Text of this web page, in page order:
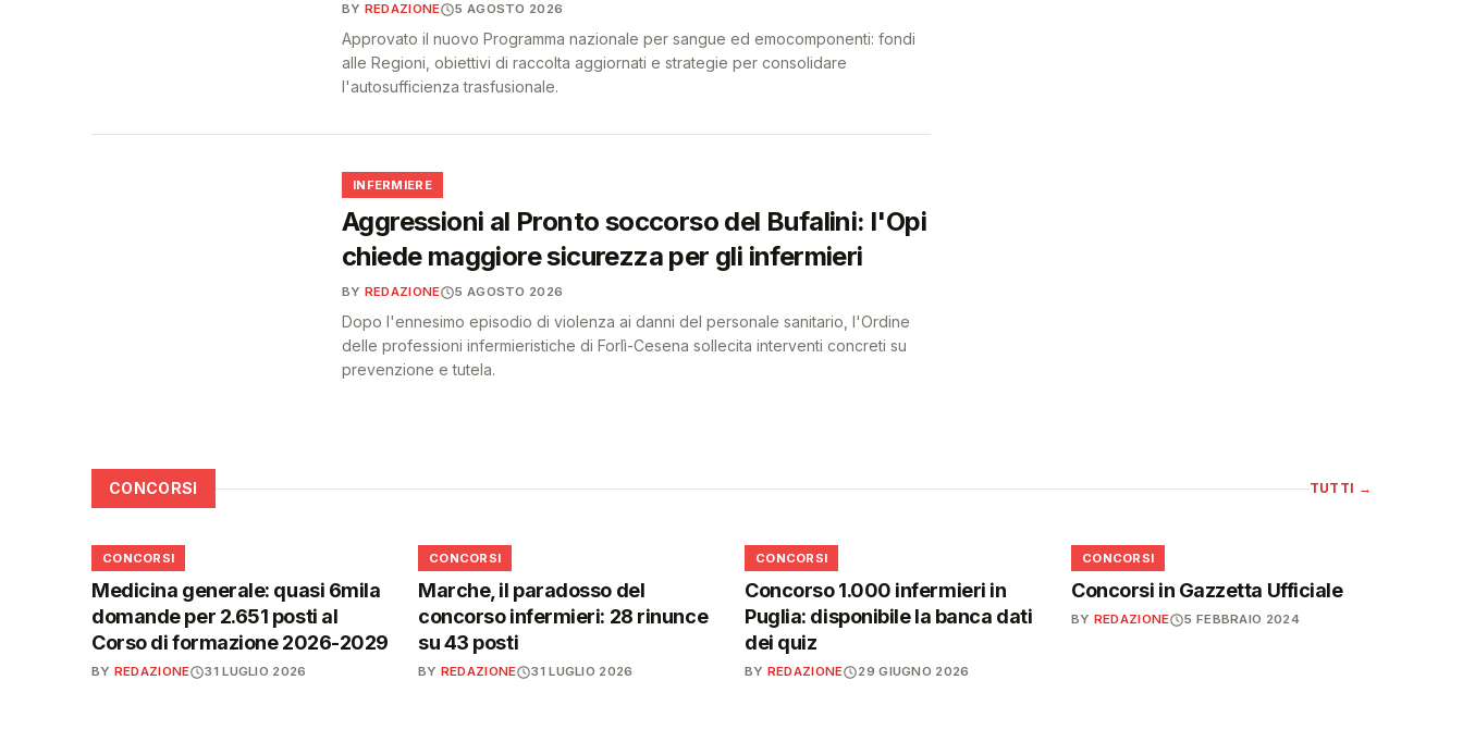
BY REDAZIONE 5 AGOSTO 2026
Approvato il nuovo Programma nazionale per sangue ed emocomponenti: fondi
alle Regioni, obiettivi di raccolta aggiornati e strategie per consolidare
l'autosufficienza trasfusionale.
INFERMIERE
Aggressioni al Pronto soccorso del Bufalini: l'Opi
chiede maggiore sicurezza per gli infermieri
BY REDAZIONE 5 AGOSTO 2026
Dopo l'ennesimo episodio di violenza ai danni del personale sanitario, l'Ordine
delle professioni infermieristiche di Forlì-Cesena sollecita interventi concreti su
prevenzione e tutela.
CONCORSI TUTTI →
📋
CONCORSI
Medicina generale: quasi 6mila
domande per 2.651 posti al
Corso di formazione 2026-2029
BY REDAZIONE 31 LUGLIO 2026
📋
CONCORSI
Marche, il paradosso del
concorso infermieri: 28 rinunce
su 43 posti
BY REDAZIONE 31 LUGLIO 2026
📋
CONCORSI
Concorso 1.000 infermieri in
Puglia: disponibile la banca dati
dei quiz
BY REDAZIONE 29 GIUGNO 2026
📋
CONCORSI
Concorsi in Gazzetta Ufficiale
BY REDAZIONE 5 FEBBRAIO 2024